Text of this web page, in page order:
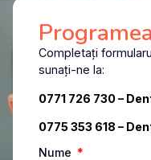
Completați
sunați-ne la:
0771 726 730–
0775 353 618 –
Nume